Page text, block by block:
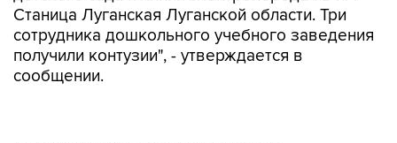
Станица Луганская Луганской области. Три
сотрудника дошкольного учебного заведения
получили контузии", - утверждается в
сообщении.